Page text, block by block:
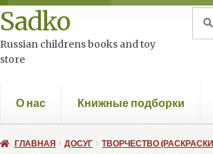
Перейти
к
навигации
Перейти
к
содержимому
Sadko
Russian childrens books and toy
store
О нас Книжные подборки
ГЛАВНАЯ ДОСУГ ТВОРЧЕСТВО